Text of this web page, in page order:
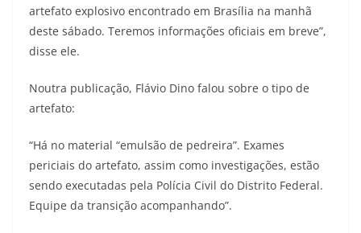
artefato explosivo encontrado em Brasília na manhã
deste sábado. Teremos informações oficiais em breve”,
disse ele.
Noutra publicação, Flávio Dino falou sobre o tipo de
artefato:
“Há no material “emulsão de pedreira”. Exames
periciais do artefato, assim como investigações, estão
sendo executadas pela Polícia Civil do Distrito Federal.
Equipe da transição acompanhando”.